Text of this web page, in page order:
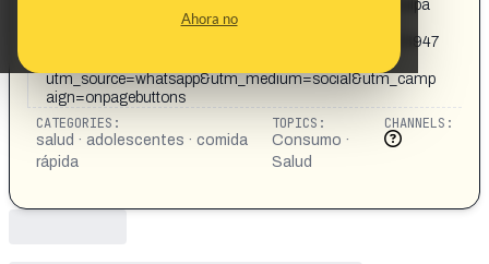
Ahora no
El caso del adolescente al que le creció un pecho por culpa
de la comida rápida -
https://www.elespanol.com/ciencia/salud/20170816/23947
utm_source=whatsapp&utm_medium=social&utm_camp
aign=onpagebuttons
CATEGORIES:
salud · adolescentes · comida
rápida
TOPICS:
Consumo ·
Salud
CHANNELS: